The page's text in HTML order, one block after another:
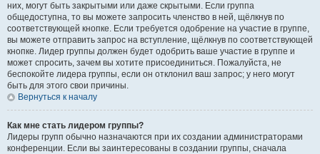
них, могут быть закрытыми или даже скрытыми. Если группа
общедоступна, то вы можете запросить членство в ней, щёлкнув по
соответствующей кнопке. Если требуется одобрение на участие в группе,
вы можете отправить запрос на вступление, щёлкнув по соответствующей
кнопке. Лидер группы должен будет одобрить ваше участие в группе и
может спросить, зачем вы хотите присоединиться. Пожалуйста, не
беспокойте лидера группы, если он отклонил ваш запрос; у него могут
быть для этого свои причины.
Вернуться к началу
Как мне стать лидером группы?
Лидеры групп обычно назначаются при их создании администраторами
конференции. Если вы заинтересованы в создании группы, сначала